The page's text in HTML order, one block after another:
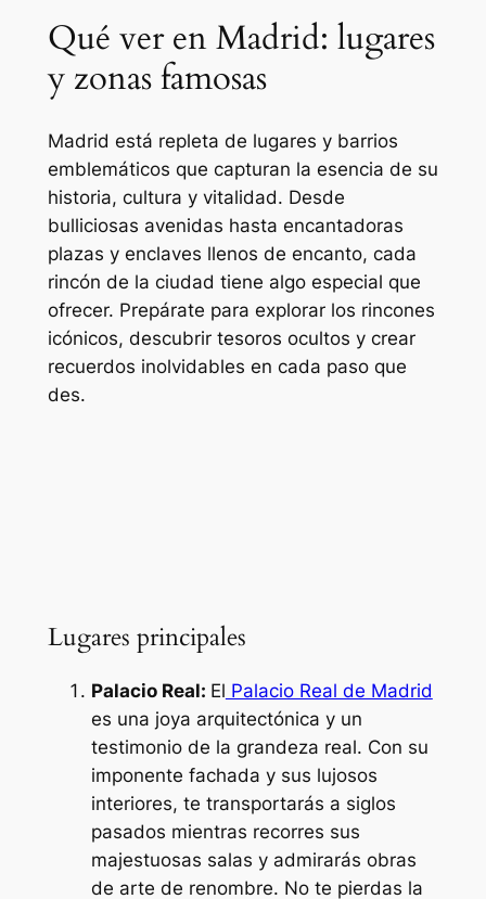
Qué ver en Madrid: lugares
y zonas famosas
Madrid está repleta de lugares y barrios
emblemáticos que capturan la esencia de su
historia, cultura y vitalidad. Desde
bulliciosas avenidas hasta encantadoras
plazas y enclaves llenos de encanto, cada
rincón de la ciudad tiene algo especial que
ofrecer. Prepárate para explorar los rincones
icónicos, descubrir tesoros ocultos y crear
recuerdos inolvidables en cada paso que
des.
Lugares principales
Palacio Real: El Palacio Real de Madrid
es una joya arquitectónica y un
testimonio de la grandeza real. Con su
imponente fachada y sus lujosos
interiores, te transportarás a siglos
pasados mientras recorres sus
majestuosas salas y admirarás obras
de arte de renombre. No te pierdas la